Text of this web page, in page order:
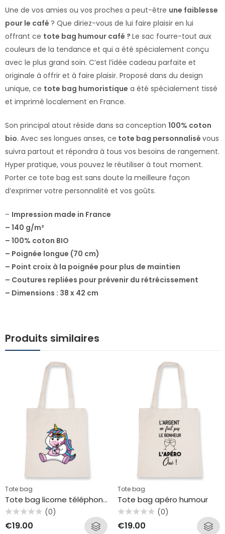
Une de vos amies ou vos proches a peut-être une faiblesse
pour le café ? Que diriez-vous de lui faire plaisir en lui
offrant ce tote bag humour café ? Le sac fourre-tout aux
couleurs de la tendance et qui a été spécialement conçu
avec le plus grand soin. C’est l’idée cadeau parfaite et
originale à offrir et à faire plaisir. Proposé dans du design
unique, ce tote bag humoristique a été spécialement tissé
et imprimé localement en France.
Son principal atout réside dans sa conception 100% coton
bio. Avec ses longues anses, ce tote bag personnalisé vous
suivra partout et répondra à tous vos besoins de rangement.
Hyper pratique, vous pouvez le réutiliser à tout moment.
Porter ce tote bag est sans doute la meilleure façon
d’exprimer votre personnalité et vos goûts.
– Impression made in France
– 140 g/m²
– 100% coton BIO
– Poignée longue (70 cm)
– Point croix à la poignée pour plus de maintien
– Coutures repliées pour prévenir du rétrécissement
– Dimensions : 38 x 42 cm
Produits similaires
Tote bag
Tote bag licorne téléphone
0
(0)
€19.00
Tote bag
Tote bag apéro humour
0
(0)
€19.00